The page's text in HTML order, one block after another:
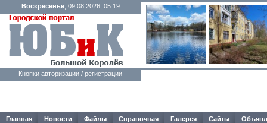
Воскресенье, 09.08.2026, 05:19
Кнопки авторизации / регистрации
Главная Новости Файлы Справочная Галерея Сайты